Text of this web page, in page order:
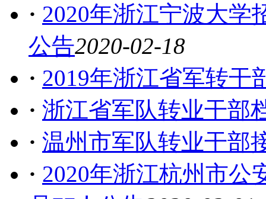
· 2020年浙江宁波大学
公告2020-02-18
· 2019年浙江省军转干
· 浙江省军队转业干部
· 温州市军队转业干部
· 2020年浙江杭州市公